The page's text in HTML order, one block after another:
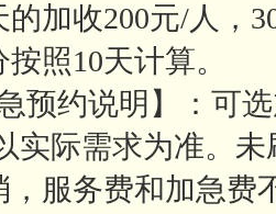
的加收200元/人，
照10天计算。
预约说明】：可
实际需求为准。
，服务费和加急费